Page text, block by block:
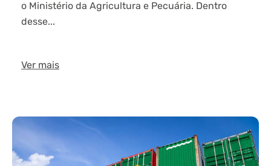
o Ministério da Agricultura e Pecuária. Dentro
desse...
Ver mais